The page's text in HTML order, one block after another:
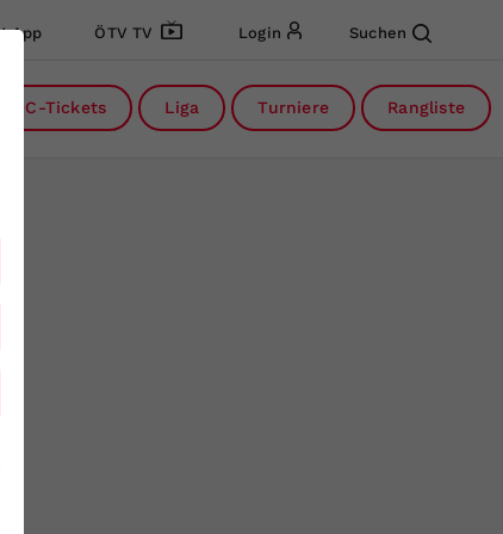
App ÖTV TV Login Suchen
DC-Tickets Liga Turniere Rangliste